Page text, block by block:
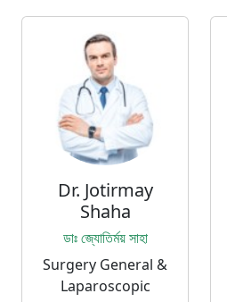
Dr. Jotirmay
Shaha
ডাঃ জ্যোতির্ময় সাহা
Surgery General &
Laparoscopic